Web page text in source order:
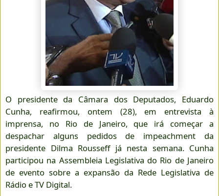
O presidente da Câmara dos Deputados, Eduardo
Cunha, reafirmou, ontem (28), em entrevista à
imprensa, no Rio de Janeiro, que irá começar a
despachar alguns pedidos de
impeachment
da
presidente Dilma Rousseff já nesta semana. Cunha
participou na Assembleia Legislativa do Rio de Janeiro
de evento sobre a expansão da Rede Legislativa de
Rádio e TV Digital.